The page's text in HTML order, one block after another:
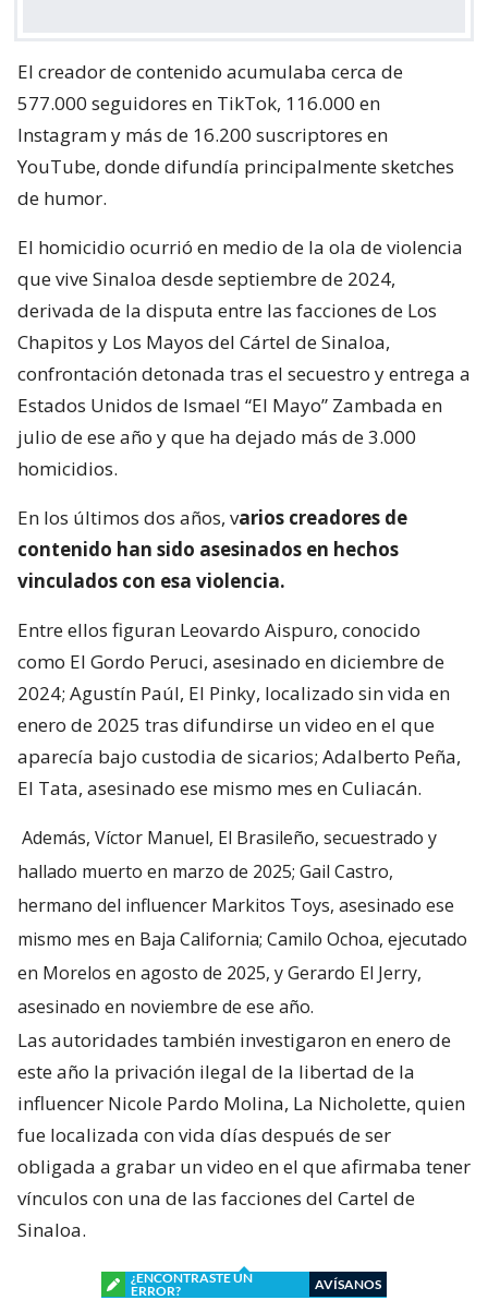
El creador de contenido acumulaba cerca de
577.000 seguidores en TikTok, 116.000 en
Instagram y más de 16.200 suscriptores en
YouTube, donde difundía principalmente sketches
de humor.
El homicidio ocurrió en medio de la ola de violencia
que vive Sinaloa desde septiembre de 2024,
derivada de la disputa entre las facciones de Los
Chapitos y Los Mayos del Cártel de Sinaloa,
confrontación detonada tras el secuestro y entrega a
Estados Unidos de Ismael “El Mayo” Zambada en
julio de ese año y que ha dejado más de 3.000
homicidios.
En los últimos dos años, varios creadores de
contenido han sido asesinados en hechos
vinculados con esa violencia.
Entre ellos figuran Leovardo Aispuro, conocido
como El Gordo Peruci, asesinado en diciembre de
2024; Agustín Paúl, El Pinky, localizado sin vida en
enero de 2025 tras difundirse un video en el que
aparecía bajo custodia de sicarios; Adalberto Peña,
El Tata, asesinado ese mismo mes en Culiacán.
Además, Víctor Manuel, El Brasileño, secuestrado y
hallado muerto en marzo de 2025; Gail Castro,
hermano del influencer Markitos Toys, asesinado ese
mismo mes en Baja California; Camilo Ochoa, ejecutado
en Morelos en agosto de 2025, y Gerardo El Jerry,
asesinado en noviembre de ese año.
Las autoridades también investigaron en enero de
este año la privación ilegal de la libertad de la
influencer Nicole Pardo Molina, La Nicholette, quien
fue localizada con vida días después de ser
obligada a grabar un video en el que afirmaba tener
vínculos con una de las facciones del Cartel de
Sinaloa.
¿ENCONTRASTE UN
ERROR?
AVÍSANOS